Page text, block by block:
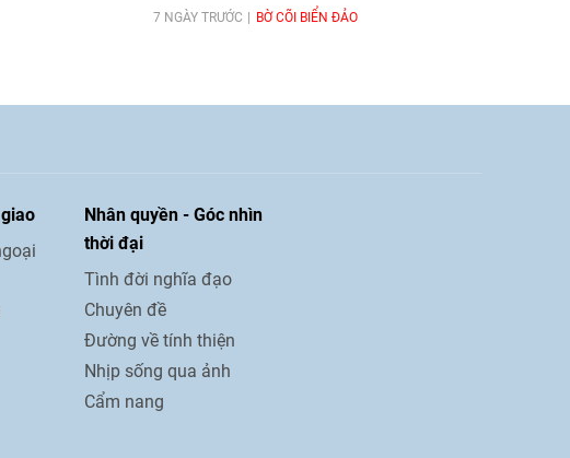
7 NGÀY TRƯỚC BỜ CÕI BIỂN ĐẢO
Nhân quyền - Góc nhìn
thời đại
Tình đời nghĩa đạo
Chuyên đề
Đường về tính thiện
Nhịp sống qua ảnh
Cẩm nang